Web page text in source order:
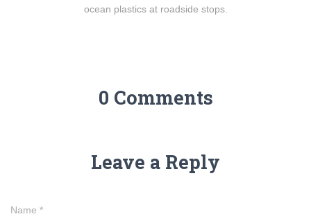
ocean plastics at roadside stops.
0 Comments
Leave a Reply
Name *